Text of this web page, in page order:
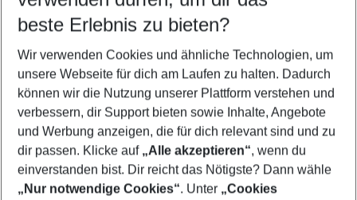
5-8 Nächte
2 Erwachsene Keine Kinder
Mehr Filter anzeigen
beste Erlebnis zu bieten?
Wir verwenden Cookies und ähnliche Technologien, um
unsere Webseite für dich am Laufen zu halten. Dadurch
können wir die Nutzung unserer Plattform verstehen und
verbessern, dir Support bieten sowie Inhalte, Angebote
und Werbung anzeigen, die für dich relevant sind und zu
dir passen. Klicke auf „Alle akzeptieren“, wenn du
einverstanden bist. Dir reicht das Nötigste? Dann wähle
„Nur notwendige Cookies“. Unter „Cookies